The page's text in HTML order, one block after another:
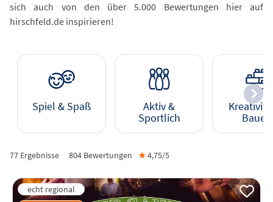
sich auch von den über 5.000 Bewertungen hier auf
hirschfeld.de inspirieren!
Spiel & Spaß
Aktiv &
Sportlich
Bauen
77 Ergebnisse 804 Bewertungen ★4,75/5